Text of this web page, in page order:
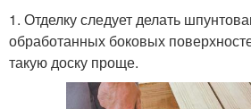
1. Отделку следует делать
обработанных боковых
такую доску проще.